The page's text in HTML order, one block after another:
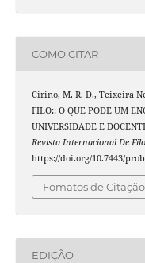
COMO CITAR
Cirino, M. R. D., Teixeira
FILO:: O QUE PODE UM
UNIVERSIDADE E
Revista Internacional De
https://doi.org/10.7443/
Fomatos de Citação
EDIÇÃO